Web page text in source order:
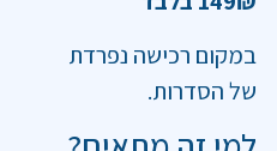
במקום רכישה נפרדת
של הסדרות.